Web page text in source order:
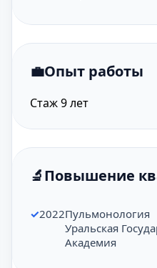
Опыт работы
Стаж 9 лет
Повышение
2022Пульмонология
Уральская
Академия